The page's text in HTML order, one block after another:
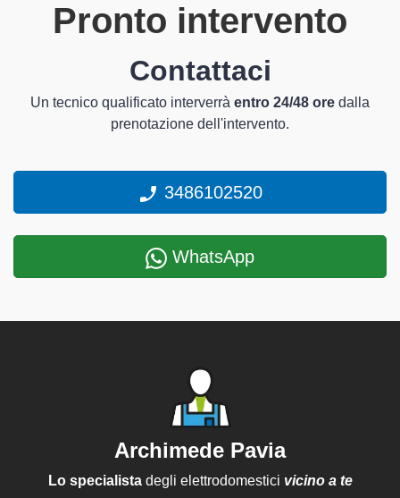
Pronto intervento
Contattaci
Un tecnico qualificato interverrà entro 24/48 ore dalla
prenotazione dell'intervento.
3486102520
WhatsApp
Archimede Pavia
Lo specialistadegli elettrodomestici vicino a te